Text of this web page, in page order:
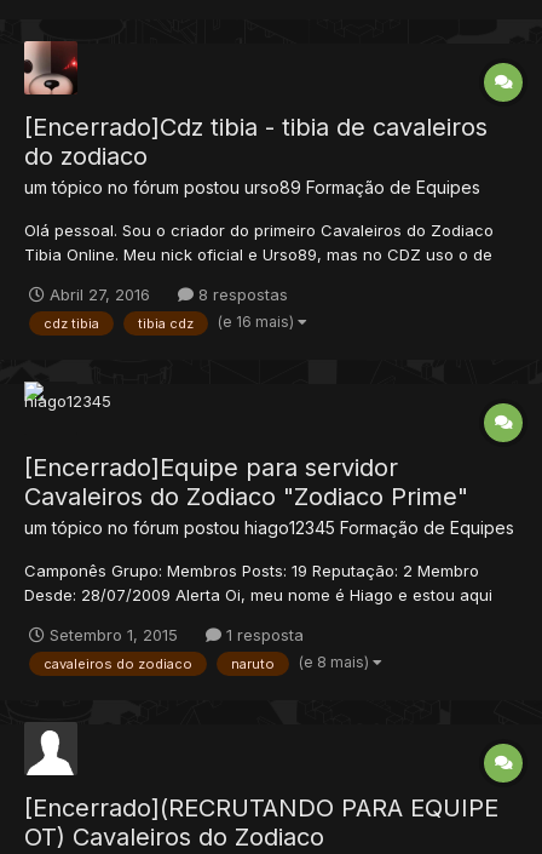
[Encerrado]Cdz tibia - tibia de cavaleiros
do zodiaco
um tópico no fórum postou urso89 Formação de Equipes
Olá pessoal. Sou o criador do primeiro Cavaleiros do Zodiaco
Tibia Online. Meu nick oficial e Urso89, mas no CDZ uso o de
mim algumas vezes. Pretendo colocar ele online novamente no
prazo de uma semana a duas, mas dessa vez p...
Abril 27, 2016 8 respostas
cdz tibia tibia cdz (e 16 mais)
[Encerrado]Equipe para servidor
Cavaleiros do Zodiaco "Zodiaco Prime"
um tópico no fórum postou hiago12345 Formação de Equipes
Camponês Grupo: Membros Posts: 19 Reputação: 2 Membro
Desde: 28/07/2009 Alerta Oi, meu nome é Hiago e estou aqui
projeto da historia do tibia! estou cansado de ver aqueles ots de
poketibia, narutibia, digitibia, gtatibia, harr...
Setembro 1, 2015 1 resposta
cavaleiros do zodiaco naruto (e 8 mais)
[Encerrado](RECRUTANDO PARA EQUIPE
OT) Cavaleiros do Zodiaco